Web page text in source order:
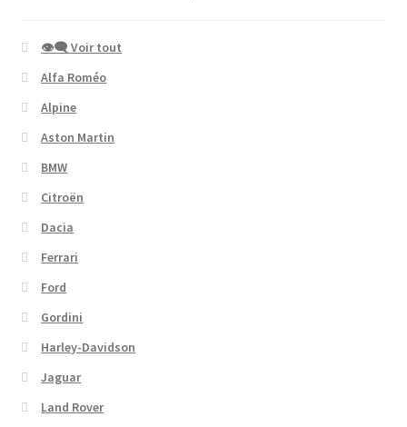
👁‍🗨 Voir tout
Alfa Roméo
Alpine
Aston Martin
BMW
Citroën
Dacia
Ferrari
Ford
Gordini
Harley-Davidson
Jaguar
Land Rover